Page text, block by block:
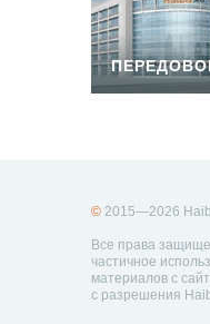
© 2015—2026
Все права
частичное
материалов с
с разрешения